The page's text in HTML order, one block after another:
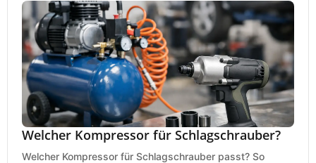
Welcher Kompressor für Schlagschrauber?
Welcher Kompressor für Schlagschrauber passt? So